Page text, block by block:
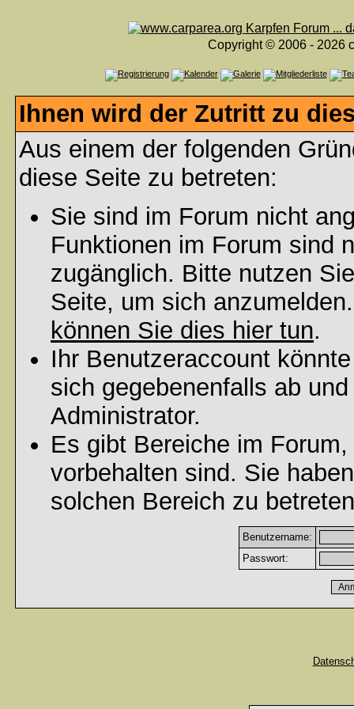
Copyright © 2006 - 2026
Ihnen wird der Zutritt zu
Aus einem der folgenden
diese Seite zu betreten:
Sie sind im Forum nicht
Funktionen im Forum sind
zugänglich. Bitte nutzen
Seite, um sich
können Sie dies hier tun.
Ihr Benutzeraccount
sich gegebenenfalls ab
Administrator.
Es gibt Bereiche im
vorbehalten sind. Sie
solchen Bereich zu
Benutzername:
Passwort: